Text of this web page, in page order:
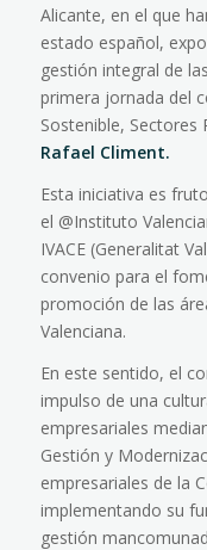
Alicante, en el que
estado español,
gestión integral de
primera jornada del
Sostenible,
Rafael Climent.
Esta iniciativa es
el @Instituto
IVACE (Generalitat
convenio para el
promoción de las
Valenciana.
En este sentido, el
impulso de una
empresariales
Gestión y
empresariales de la
implementando su
gestión